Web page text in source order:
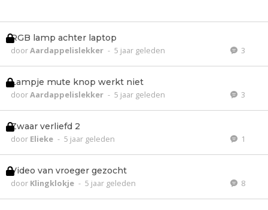
RGB lamp achter laptop
doorAardappelislekker - 5 jaar geleden 3
Lampje mute knop werkt niet
doorAardappelislekker - 5 jaar geleden 3
Zwaar verliefd 2
door Elieke - 5 jaar geleden 1
Video van vroeger gezocht
door Klingklokje - 5 jaar geleden 8